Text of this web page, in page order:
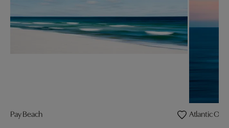
Pay Beach Atlantic